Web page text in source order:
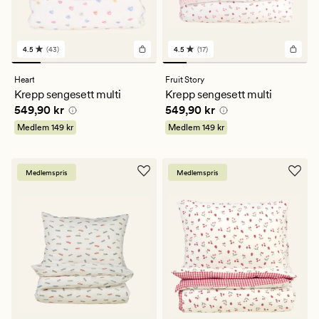
43
anmeldelser
med
gjennomsnittlig
vurdering
på
4.5
4.5 (43)
Heart
Krepp sengesett multi
Pris 549,90 kr
549,90 kr
Medlem 149 kr
17
anmeldelser
med
gjennomsnittlig
vurdering
på
4.5
4.5 (17)
Fruit Story
Krepp sengesett multi
Pris 549,90 kr
549,90 kr
Medlem 149 kr
Medlemspris Medlemspris